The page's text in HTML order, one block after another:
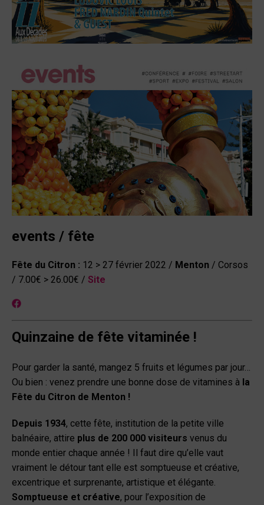
events / fête
Fête du Citron : 12 > 27 février 2022 / Menton / Corsos
/ 7.00€ > 26.00€ / Site
Quinzaine de fête vitaminée !
Pour garder la santé, mangez 5 fruits et légumes par jour…
Ou bien : venez prendre une bonne dose de vitamines à la
Fête du Citron de Menton !
Depuis 1934, cette fête, institution de la petite ville
balnéaire, attire plus de 200 000 visiteurs venus du
monde entier chaque année ! Il faut dire qu’elle vaut
vraiment le détour tant elle est somptueuse et créative,
excentrique et surprenante, artistique et élégante.
Somptueuse et créative, pour l’exposition de